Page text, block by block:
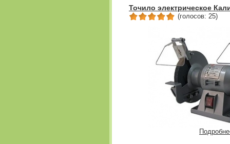
Точило электрическое
(голосов: 25)